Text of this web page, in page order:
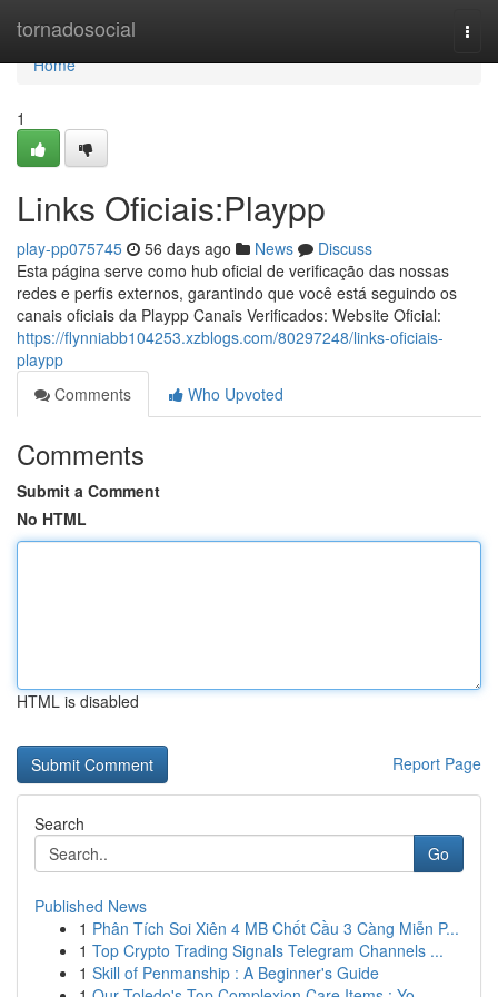
tornadosocial
Home
Home
1
Links Oficiais:Playpp
play-pp075745 56 days ago News
Discuss
Esta página serve como hub oficial de verificação das nossas
redes e perfis externos, garantindo que você está seguindo os
canais oficiais da Playpp Canais Verificados: Website Oficial:
https://flynniabb104253.xzblogs.com/80297248/links-oficiais-
playpp
Comments
Who Upvoted
Comments
Submit a Comment
No HTML
HTML is disabled
Report Page
Search
Go
Published News
1 Phân Tích Soi Xiên 4 MB Chốt Cầu 3 Càng Miễn P...
1 Top Crypto Trading Signals Telegram Channels ...
1 Skill of Penmanship : A Beginner's Guide